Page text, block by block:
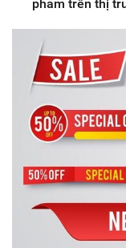
phẩm trên thị